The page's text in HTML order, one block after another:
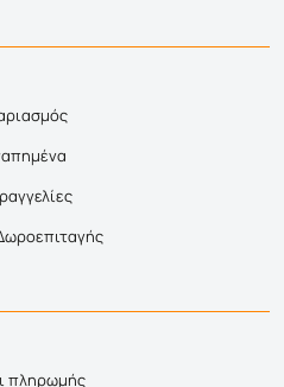
πληρωμής